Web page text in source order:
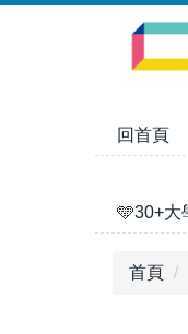
回首頁
🩵30+大
首頁